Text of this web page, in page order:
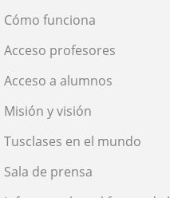
Cómo funciona
Acceso profesores
Acceso a alumnos
Misión y visión
Tusclases en el mundo
Sala de prensa